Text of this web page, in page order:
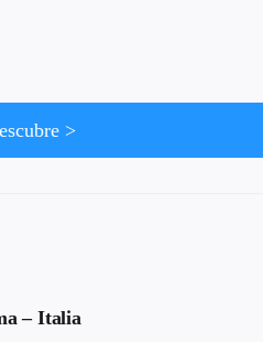
>
– Italia